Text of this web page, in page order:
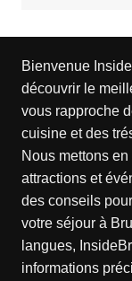
Bienvenue
découvrir le
vous rapproche
cuisine et des
Nous mettons
attractions et
des conseils
votre séjour à
langues,
informations